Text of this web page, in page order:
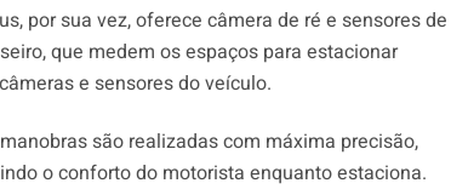
por sua vez, oferece câmera de ré e sensores de
que medem os espaços para estacionar
e sensores do veículo.
são realizadas com máxima precisão,
o conforto do motorista enquanto estaciona.